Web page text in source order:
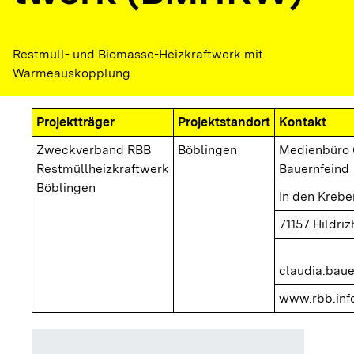
Restmüll- und Biomasse-Heizkraftwerk mit
Wärmeauskopplung
Projektträger Projektstandort
Kontakt
Zweckverband RBB
Restmüllheizkraftwerk
Böblingen
Böblingen
Medienbüro
Bauernfeind
In den
71157